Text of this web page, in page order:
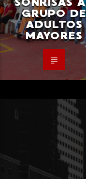
GRUPO DE
ADULTOS
MAYORES